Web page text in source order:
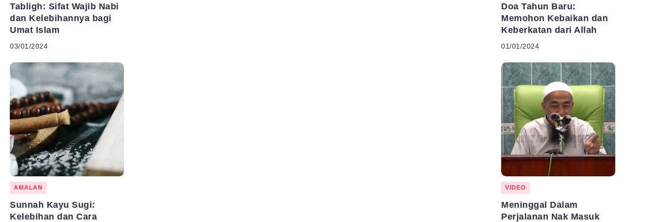
Tabligh: Sifat Wajib Nabi
dan Kelebihannya bagi
Umat Islam
03/01/2024
AMALAN
Sunnah Kayu Sugi:
Kelebihan dan Cara
Doa Tahun Baru:
Memohon Kebaikan dan
Keberkatan dari Allah
01/01/2024
VIDEO
Meninggal Dalam
Perjalanan Nak Masuk